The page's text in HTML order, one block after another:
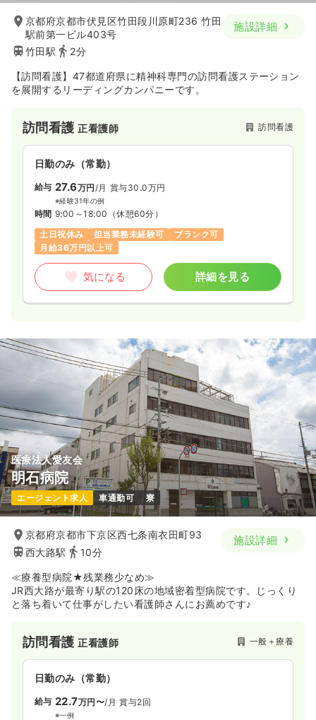
京都府京都市伏見区竹田段川原町236 竹田
駅前第一ビル403号
竹田駅
2分
施設詳細
【訪問看護】47都道府県に精神科専門の訪問看護ステーション
を展開するリーディングカンパニーです。
訪問看護正看護師 訪問看護
日勤のみ（常勤）
給与 27.6万円 /月 賞与30.0万円
※経験31年の例
時間 9:00～18:00 （休憩60分）
土日祝休み
担当業務未経験可
ブランク可
月給36万円以上可
気になる 詳細を見る
医療法人愛友会
明石病院
エージェント求人 車通勤可 寮
京都府京都市下京区西七条南衣田町93
西大路駅
10分
施設詳細
≪療養型病院★残業務少なめ≫
JR西大路が最寄り駅の120床の地域密着型病院です。じっくり
と落ち着いて仕事がしたい看護師さんにお薦めです♪
訪問看護正看護師 一般＋療養
日勤のみ（常勤）
給与 22.7万円〜/月 賞与2回
※一例